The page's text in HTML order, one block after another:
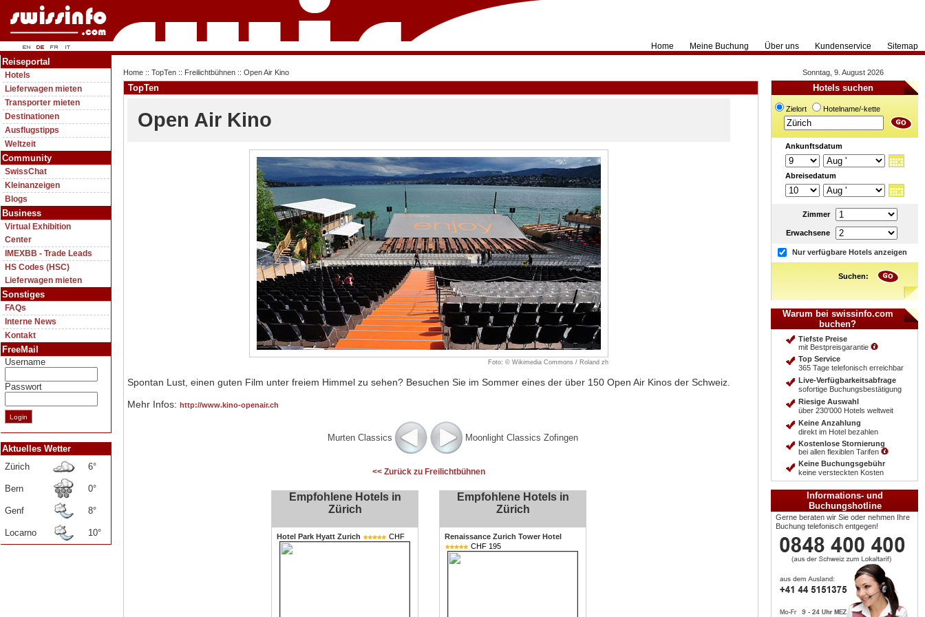
Home Meine Buchung Über uns Kundenservice Sitemap
Reiseportal
Hotels
Lieferwagen mieten
Transporter mieten
Destinationen
Ausflugstipps
Weltzeit
Community
SwissChat
Kleinanzeigen
Blogs
Business
Virtual Exhibition
Center
IMEXBB - Trade Leads
HS Codes (HSC)
Lieferwagen mieten
Sonstiges
FAQs
Interne News
Kontakt
FreeMail
Username
Passwort
Aktuelles Wetter
Zürich
6°
Bern 0°
Genf 8°
Locarno 10°
Home :: TopTen :: Freilichtbühnen :: Open Air Kino
TopTen
Open Air Kino
Foto: © Wikimedia Commons / Roland zh
Spontan Lust, einen guten Film unter freiem Himmel zu sehen? Besuchen Sie im Sommer eines der über 150 Open Air Kinos der Schweiz.
Mehr Infos: http://www.kino-openair.ch
Murten Classics Moonlight Classics Zofingen
<< Zurück zu Freilichtbühnen
Empfohlene Hotels in
Zürich
Hotel Park Hyatt Zurich CHF
Empfohlene Hotels in
Zürich
Renaissance Zurich Tower Hotel
CHF 195
Sonntag, 9. August 2026
Hotels suchen
Zielort Hotelname/-kette
Ankunftsdatum
Abreisedatum
Zimmer
Erwachsene
Nur verfügbare Hotels anzeigen
Suchen:
Warum bei swissinfo.com
buchen?
Tiefste Preise
mit Bestpreisgarantie
Top Service
365 Tage telefonisch erreichbar
Live-Verfügbarkeitsabfrage
sofortige Buchungsbestätigung
Riesige Auswahl
über 230'000 Hotels weltweit
Keine Anzahlung
direkt im Hotel bezahlen
Kostenlose Stornierung
bei allen flexiblen Tarifen
Keine Buchungsgebühr
keine versteckten Kosten
Informations- und
Buchungshotline
Gerne beraten wir Sie oder nehmen Ihre
Buchung telefonisch entgegen!